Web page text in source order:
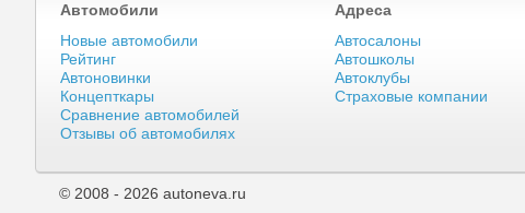
Автомобили Адреса
Новые автомобили
Рейтинг
Автоновинки
Концепткары
Сравнение автомобилей
Отзывы об автомобилях
Автосалоны
Автошколы
Автоклубы
Страховые компании
© 2008 - 2026 autoneva.ru